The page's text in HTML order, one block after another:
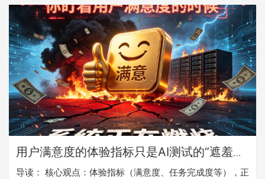
我们总以为，工具变强了，人就能去做更有价值的事。但现
实很打脸：工具越“智能”，人反而越“懒”。不是人变笨了，
而是系统设计出了问题——当Agent能在毫秒级给出“是什
么”的答案时，谁还愿意花几小时去…
用户满意度的体验指标只是AI测试的“遮羞
布”：体验指标正在毒死AI系统
导读： 核心观点：体验指标（满意度、任务完成度等），正